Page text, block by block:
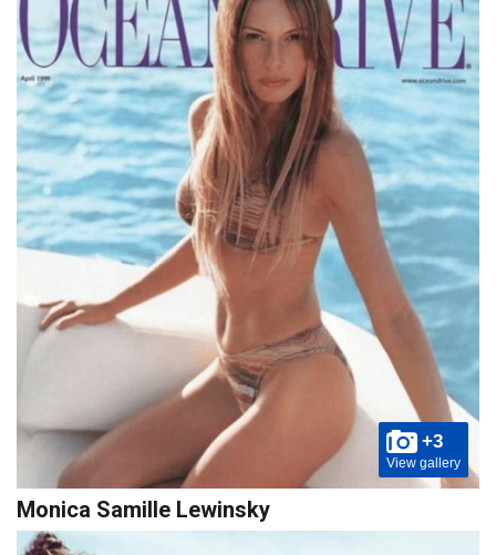
+3
View gallery
Monica Samille Lewinsky